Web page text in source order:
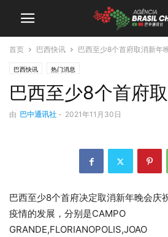
首页 巴西快讯 巴西至少8个首府取消新年
巴西快讯 热门消息
巴西至少8个首府
由 巴中通讯社 - 2021年11月30日
巴西至少8个首府决定取消新年晚会庆
疫情的发展，分别是CAMPO
GRANDE,FLORIANOPOLIS,JOAO